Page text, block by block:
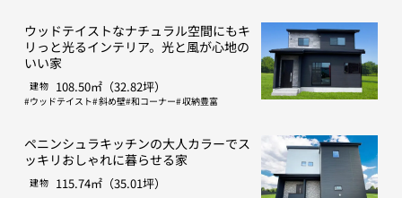
ウッドテイストなナチュラル空間にもキ
リっと光るインテリア。光と風が心地の
いい家
建物 108.50㎡（32.82坪）
ウッドテイスト 斜め壁 和コーナー 収納豊富
ペニンシュラキッチンの大人カラーでス
ッキリおしゃれに暮らせる家
建物 115.74㎡（35.01坪）